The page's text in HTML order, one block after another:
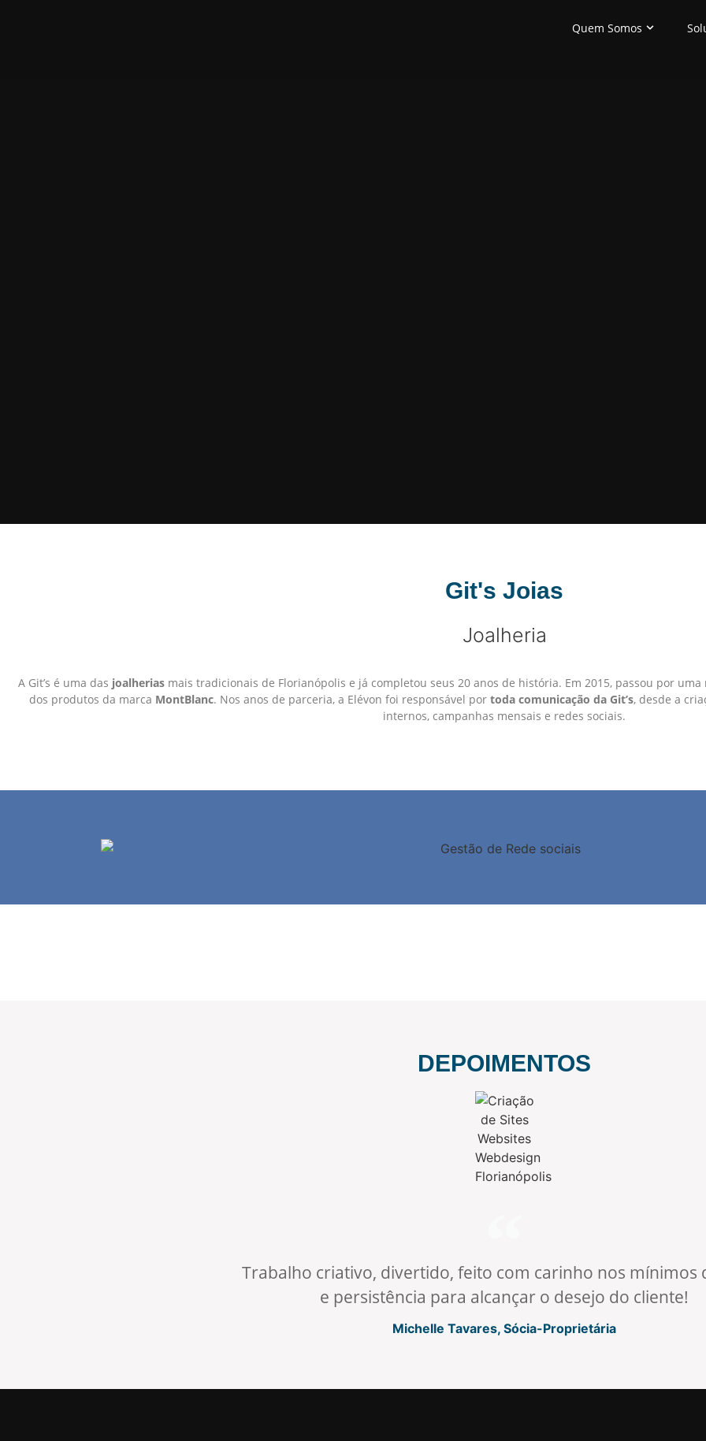
Quem Somos
Git's Joias
Joalheria
A Git’s é uma das joalherias mais tradicionais de Florianópolis e já completou seus 20 anos de história. Em 2015, passou por
dos produtos da marca MontBlanc. Nos anos de parceria, a Elévon foi responsável por toda comunicação da Git’s, desde a
internos, campanhas mensais e redes sociais.
DEPOIMENTOS
Trabalho criativo, divertido, feito com carinho nos mínimos
e persistência para alcançar o desejo do cliente!
Michelle Tavares, Sócia-Proprietária